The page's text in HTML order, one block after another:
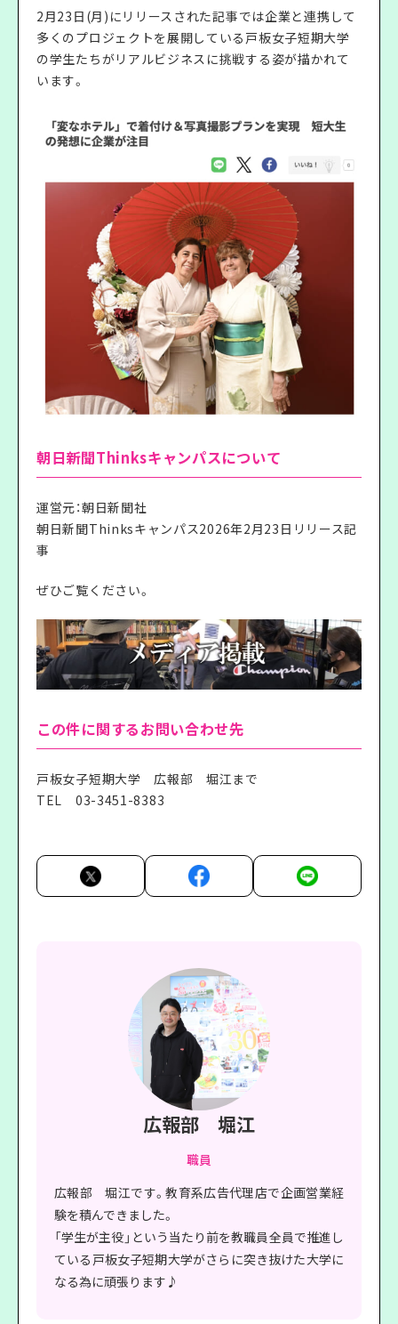
2月23日(月)にリリースされた記事では企業と連携して
多くのプロジェクトを展開している戸板女子短期大学
の学生たちがリアルビジネスに挑戦する姿が描かれて
います。
朝日新聞Thinksキャンパスについて
運営元：朝日新聞社
朝日新聞Thinksキャンパス2026年2月23日リリース記
事
ぜひご覧ください。
この件に関するお問い合わせ先
戸板女子短期大学 広報部 堀江まで
TEL 03-3451-8383
広報部 堀江
職員
広報部 堀江です。教育系広告代理店で企画営業経
験を積んできました。
「学生が主役」という当たり前を教職員全員で推進し
ている戸板女子短期大学がさらに突き抜けた大学に
なる為に頑張ります♪